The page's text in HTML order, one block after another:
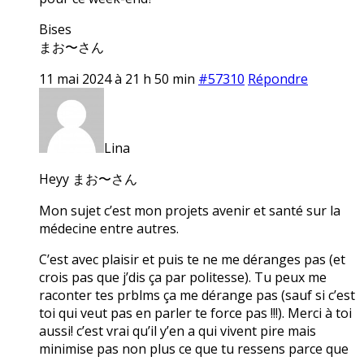
Bises
まお〜さん
11 mai 2024 à 21 h 50 min #57310 Répondre
Lina
Heyy まお〜さん
Mon sujet c’est mon projets avenir et santé sur la
médecine entre autres.
C’est avec plaisir et puis te ne me déranges pas (et
crois pas que j’dis ça par politesse). Tu peux me
raconter tes prblms ça me dérange pas (sauf si c’est
toi qui veut pas en parler te force pas !!!). Merci à toi
aussi! c’est vrai qu’il y’en a qui vivent pire mais
minimise pas non plus ce que tu ressens parce que